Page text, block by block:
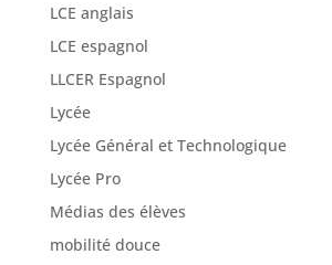
LCE anglais
LCE espagnol
LLCER Espagnol
Lycée
Lycée Général et Technologique
Lycée Pro
Médias des élèves
mobilité douce